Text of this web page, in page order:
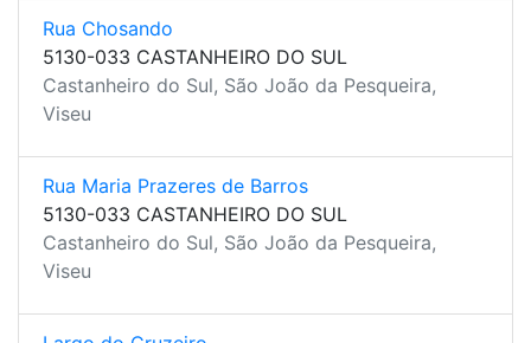
Rua Chosando
5130-033 CASTANHEIRO DO SUL
Castanheiro do Sul, São João da Pesqueira,
Viseu
Rua Maria Prazeres de Barros
5130-033 CASTANHEIRO DO SUL
Castanheiro do Sul, São João da Pesqueira,
Viseu